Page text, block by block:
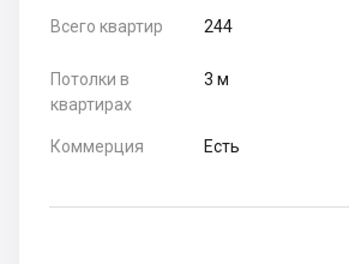
Всего квартир 244
Потолки в
квартирах
3 м
Коммерция Есть